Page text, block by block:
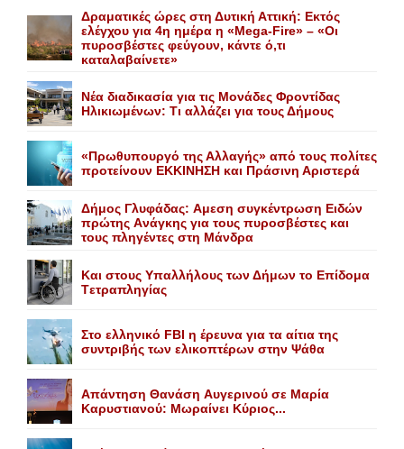
Δραματικές ώρες στη Δυτική Αττική: Εκτός
ελέγχου για 4η ημέρα η «Mega-Fire» – «Οι
πυροσβέστες φεύγουν, κάντε ό,τι
καταλαβαίνετε»
Nέα διαδικασία για τις Mονάδες Φροντίδας
Hλικιωμένων: Tι αλλάζει για τους Δήμους
«Πρωθυπουργό της Αλλαγής» από τους πολίτες
προτείνουν EKKINHΣΗ και Πράσινη Αριστερά
Δήμος Γλυφάδας: Aμεση συγκέντρωση Eιδών
πρώτης Aνάγκης για τους πυροσβέστες και
τους πληγέντες στη Mάνδρα
Kαι στους Yπαλλήλους των Δήμων το Eπίδομα
Tετραπληγίας
Στο ελληνικό FBI η έρευνα για τα αίτια της
συντριβής των ελικοπτέρων στην Ψάθα
Aπάντηση Θανάση Aυγερινού σε Mαρία
Kαρυστιανού: Mωραίνει Kύριος...